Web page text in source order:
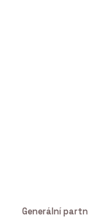
Generální